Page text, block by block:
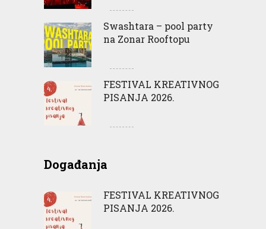
Swashtara – pool party
na Zonar Rooftopu
FESTIVAL KREATIVNOG
PISANJA 2026.
Događanja
FESTIVAL KREATIVNOG
PISANJA 2026.